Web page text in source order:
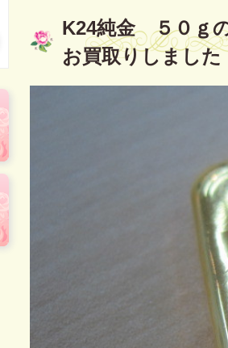
K24純金 ５０ｇ
お買取りしまし